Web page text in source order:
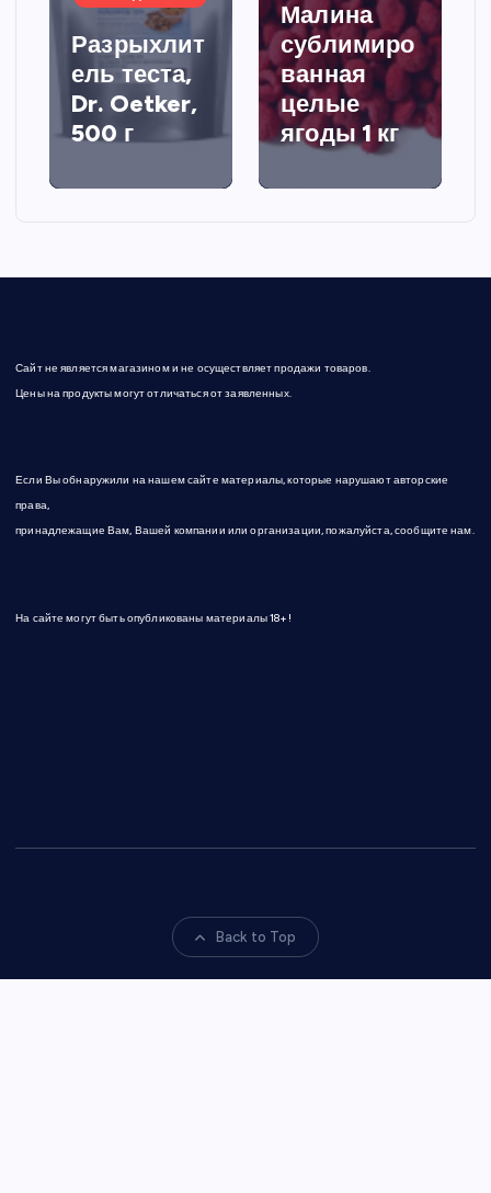
Разрыхлит
ель теста,
Dr. Oetker,
500 г
Малина
сублимиро
ванная
целые
ягоды 1 кг
Сайт не является магазином и не осуществляет продажи товаров.
Цены на продукты могут отличаться от заявленных.
Если Вы обнаружили на нашем сайте материалы, которые нарушают авторские
права,
принадлежащие Вам, Вашей компании или организации, пожалуйста, сообщите нам.
На сайте могут быть опубликованы материалы 18+!
Back to Top